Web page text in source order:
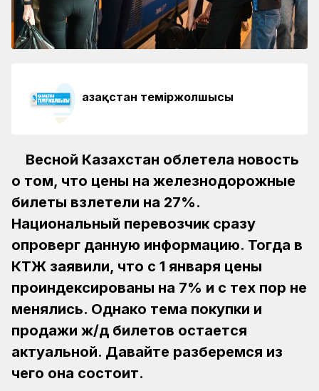
Қазақстан теміржолшысы
Весной Казахстан облетела новость
о том, что цены на железнодорожные
билеты взлетели на 27%.
Национальный перевозчик сразу
опроверг данную информацию. Тогда в
КТЖ заявили, что с 1 января цены
проиндексированы на 7% и с тех пор не
менялись. Однако тема покупки и
продажи ж/д билетов остается
актуальной. Давайте разберемся из
чего она состоит.